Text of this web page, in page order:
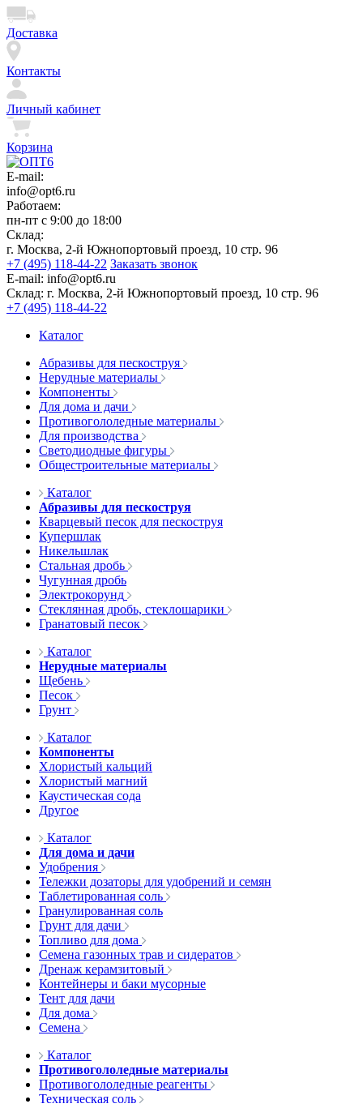
Доставка
Контакты
Личный кабинет
Корзина
E-mail:
info@opt6.ru
Работаем:
пн-пт с 9:00 до 18:00
Склад:
г. Москва, 2-й Южнопортовый проезд, 10 стр. 96
+7 (495) 118-44-22 Заказать звонок
E-mail: info@opt6.ru
Склад: г. Москва, 2-й Южнопортовый проезд, 10 стр. 96
+7 (495) 118-44-22
Каталог
Абразивы для пескоструя
Нерудные материалы
Компоненты
Для дома и дачи
Противогололедные материалы
Для производства
Светодиодные фигуры
Общестроительные материалы
Каталог
Абразивы для пескоструя
Кварцевый песок для пескоструя
Купершлак
Никельшлак
Стальная дробь
Чугунная дробь
Электрокорунд
Стеклянная дробь, стеклошарики
Гранатовый песок
Каталог
Нерудные материалы
Щебень
Песок
Грунт
Каталог
Компоненты
Хлористый кальций
Хлористый магний
Каустическая сода
Другое
Каталог
Для дома и дачи
Удобрения
Тележки дозаторы для удобрений и семян
Таблетированная соль
Гранулированная соль
Грунт для дачи
Топливо для дома
Семена газонных трав и сидератов
Дренаж керамзитовый
Контейнеры и баки мусорные
Тент для дачи
Для дома
Семена
Каталог
Противогололедные материалы
Противогололедные реагенты
Техническая соль